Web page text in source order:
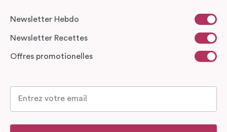
Newsletter Hebdo
Newsletter Recettes
Offres promotionelles